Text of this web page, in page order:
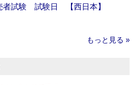
試験 試験日 【西日本】
もっと見る »